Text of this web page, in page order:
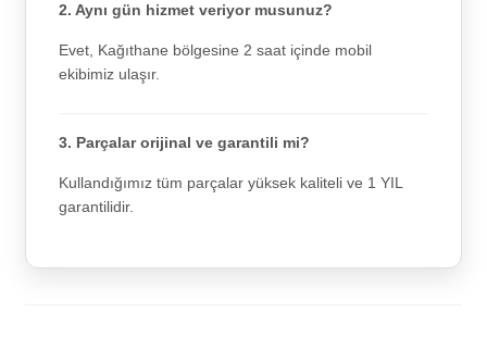
2. Aynı gün hizmet veriyor musunuz?
Evet, Kağıthane bölgesine 2 saat içinde mobil
ekibimiz ulaşır.
3. Parçalar orijinal ve garantili mi?
Kullandığımız tüm parçalar yüksek kaliteli ve 1 YIL
garantilidir.